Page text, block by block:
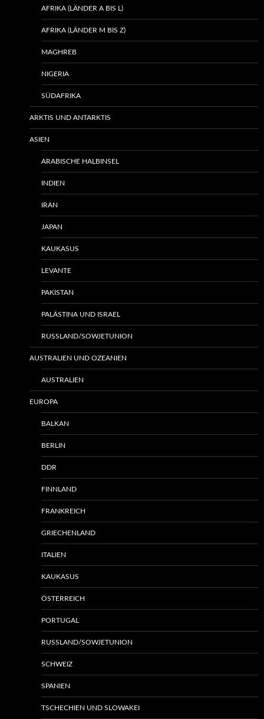
AFRIKA (LÄNDER A BIS L)
AFRIKA (LÄNDER M BIS Z)
MAGHREB
NIGERIA
SÜDAFRIKA
ARKTIS UND ANTARKTIS
ASIEN
ARABISCHE HALBINSEL
INDIEN
IRAN
JAPAN
KAUKASUS
LEVANTE
PAKISTAN
PALÄSTINA UND ISRAEL
RUSSLAND/SOWJETUNION
AUSTRALIEN UND OZEANIEN
AUSTRALIEN
EUROPA
BALKAN
BERLIN
DDR
FINNLAND
FRANKREICH
GRIECHENLAND
ITALIEN
KAUKASUS
ÖSTERREICH
PORTUGAL
RUSSLAND/SOWJETUNION
SCHWEIZ
SPANIEN
TSCHECHIEN UND SLOWAKEI